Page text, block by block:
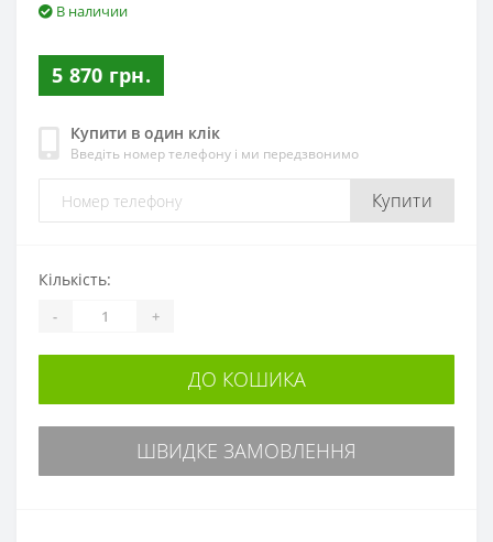
В наличии
5 870 грн.
Купити в один клік
Введіть номер телефону і ми передзвонимо
Купити
Кількість:
- +
ДО КОШИКА
ШВИДКЕ ЗАМОВЛЕННЯ